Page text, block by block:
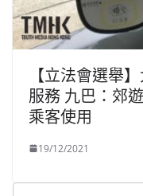
【立法會選舉
服務 九巴：郊
乘客使用
19/12/2021